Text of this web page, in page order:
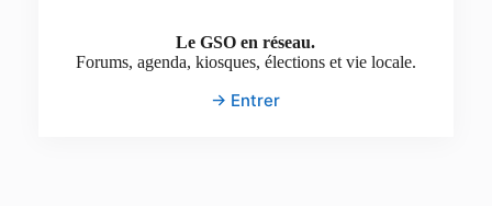
Le GSO en réseau.
Forums, agenda, kiosques, élections et vie locale.
→ Entrer